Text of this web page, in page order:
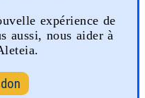
expérience de
aussi, nous aider à